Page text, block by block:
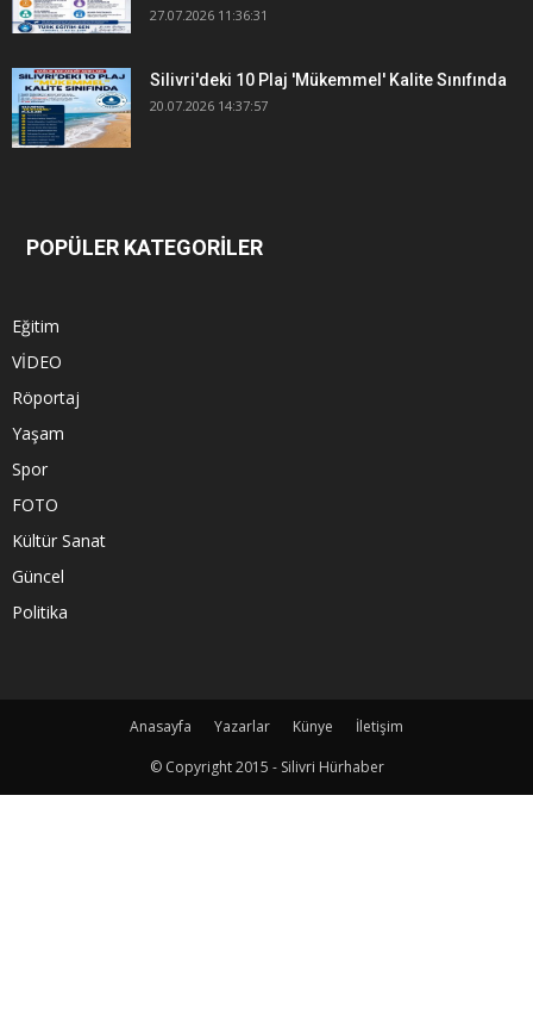
27.07.2026 11:36:31
Silivri'deki 10 Plaj 'Mükemmel' Kalite Sınıfında
20.07.2026 14:37:57
POPÜLER KATEGORİLER
Eğitim
VİDEO
Röportaj
Yaşam
Spor
FOTO
Kültür Sanat
Güncel
Politika
Anasayfa Yazarlar Künye
İletişim
© Copyright 2015 - Silivri Hürhaber